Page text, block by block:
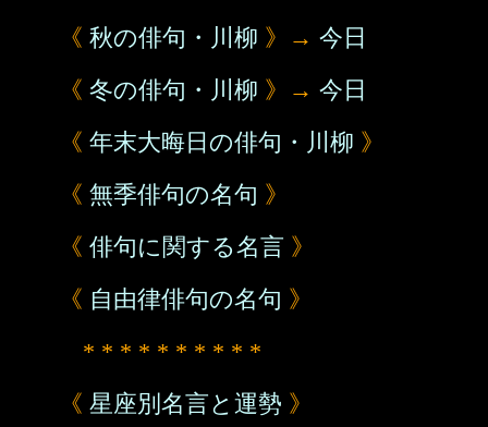
《 秋の俳句・川柳 》→ 今日
《 冬の俳句・川柳 》→ 今日
《 年末大晦日の俳句・川柳 》
《 無季俳句の名句 》
《 俳句に関する名言 》
《 自由律俳句の名句 》
* * * * * * * * * *
《 星座別名言と運勢 》